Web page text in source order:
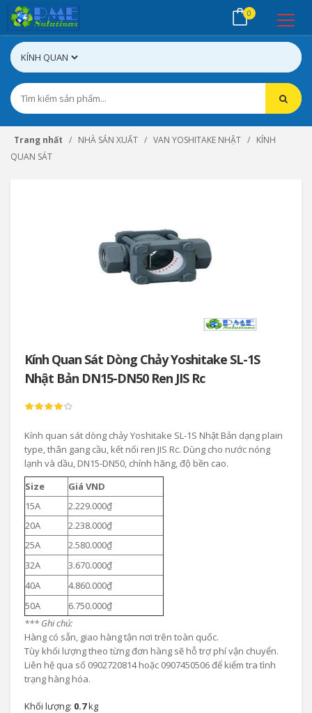
0
Trang nhất NHÀ SẢN XUẤT VAN YOSHITAKE NHẬT
KÍNH
QUAN SÁT
Kính Quan Sát Dòng Chảy Yoshitake SL-1S
Nhật Bản DN15-DN50 Ren JIS Rc
Kính quan sát dòng chảy Yoshitake SL-1S Nhật Bản dạng plain
type, thân gang cầu, kết nối ren JIS Rc. Dùng cho nước nóng
lạnh và dầu, DN15-DN50, chính hãng, độ bền cao.
Size
Giá VND
15A
2.229.000₫
20A
2.238.000₫
25A
2.580.000₫
32A
3.670.000₫
40A
4.860.000₫
50A
6.750.000₫
*** Ghi chú:
Hàng có sẵn, giao hàng tận nơi trên toàn quốc.
Tùy khối lượng theo từng đơn hàng sẽ hỗ trợ phí vận chuyển.
Liên hệ qua số 0902720814 hoặc 0907450506 để kiểm tra tình
trạng hàng hóa.
Khối lượng: 0.7kg